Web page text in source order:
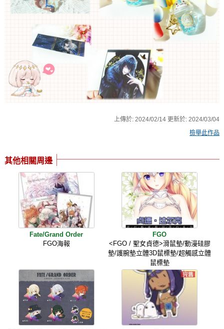
上傳於:2024/02/14 更新於:2024/03/04
檢舉此作品
其他相關周邊
Fate/Grand Order
FGO海報
FGO
<FGO / 聖女貞德>滑鼠墊/動漫硅膠
墊/護腕墊立體3D鼠標墊/超觸感立體
鼠標墊